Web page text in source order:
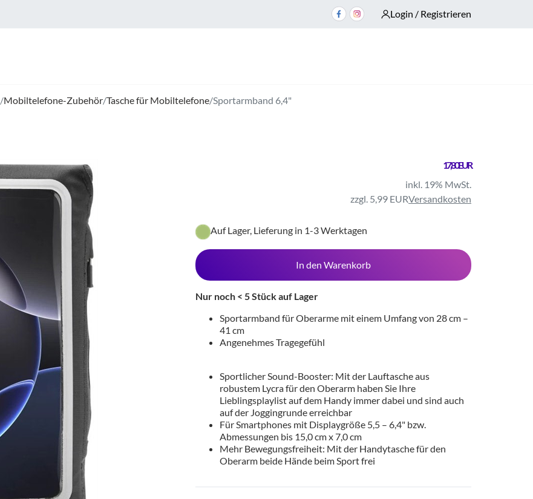
Login / Registrieren
/Mobiltelefone-Zubehör/Tasche für Mobiltelefone/Sportarmband 6,4"
17,80 EUR
inkl. 19% MwSt.
zzgl. 5,99 EURVersandkosten
Auf Lager, Lieferung in 1-3 Werktagen
In den Warenkorb
Nur noch < 5 Stück auf Lager
Sportarmband für Oberarme mit einem Umfang von 28 cm –
41 cm
Angenehmes Tragegefühl
Sportlicher Sound-Booster: Mit der Lauftasche aus
robustem Lycra für den Oberarm haben Sie Ihre
Lieblingsplaylist auf dem Handy immer dabei und sind auch
auf der Joggingrunde erreichbar
Für Smartphones mit Displaygröße 5,5 – 6,4" bzw.
Abmessungen bis 15,0 cm x 7,0 cm
Mehr Bewegungsfreiheit: Mit der Handytasche für den
Oberarm beide Hände beim Sport frei